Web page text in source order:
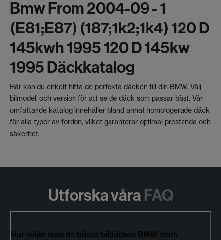
Bmw From 2004-09 - 1
(e81;e87) (187;1k2;1k4) 120 D
145kwh 1995 120 D 145kw
1995 Däckkatalog
Här kan du enkelt hitta de perfekta däcken till din BMW. Välj
bilmodell och version för att se de däck som passar bäst. Vår
omfattande katalog innehåller bland annat homologerade däck
för alla typer av fordon, vilket garanterar optimal prestanda och
säkerhet.
Utforska våra FAQ
Hur väljer man de bästa bildäcken BMW from